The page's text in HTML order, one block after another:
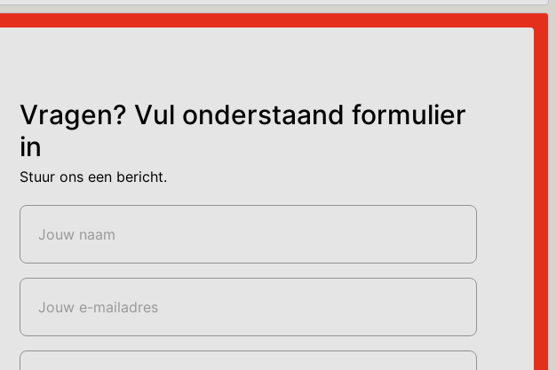
Vragen? Vul onderstaand formulier
in
Stuur ons een bericht.
Jouw naam
Jouw e-mailadres